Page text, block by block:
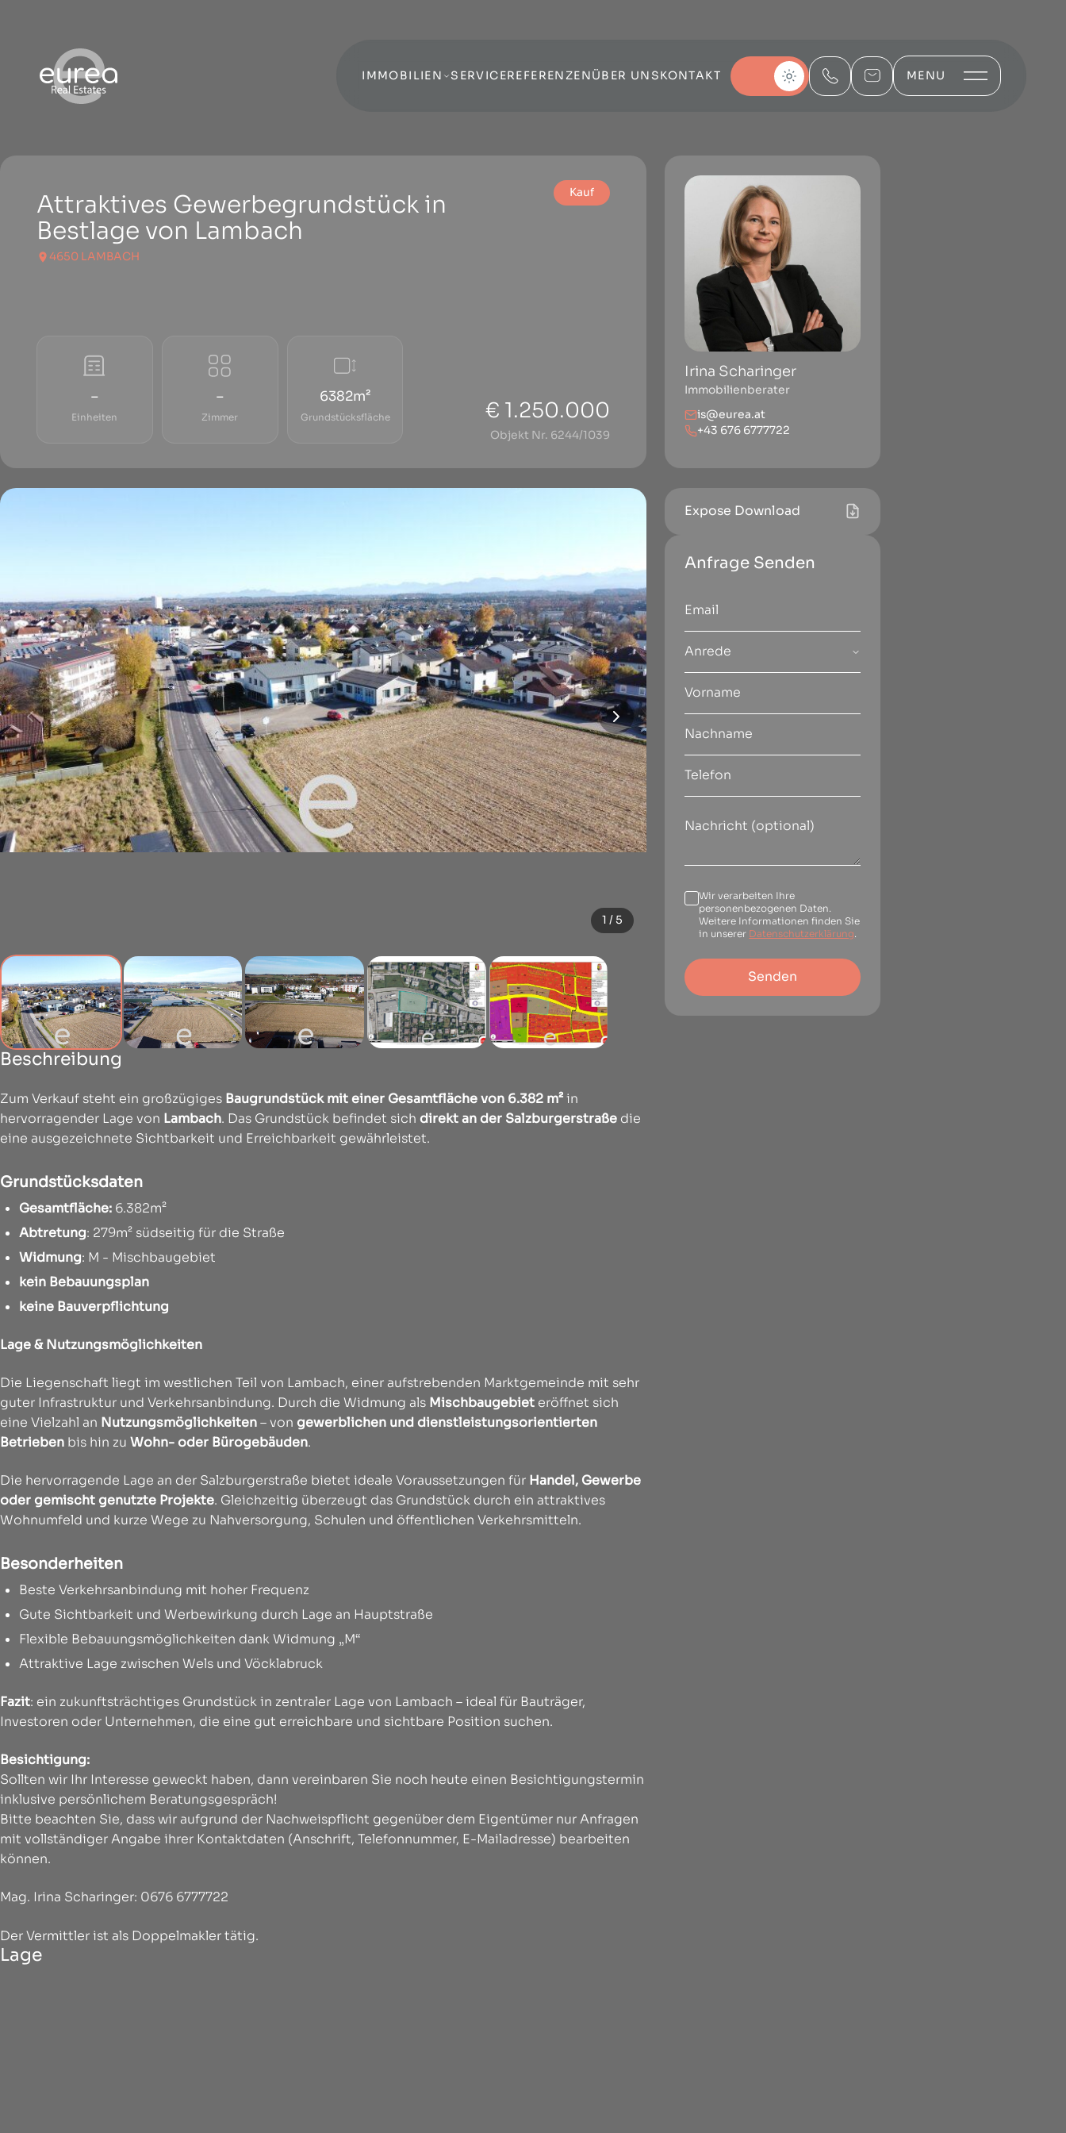
IMMOBILIEN SERVICEREFERENZENÜBER UNSKONTAKT MENU
Kauf
Attraktives Gewerbegrundstück in
Bestlage von Lambach
4650 LAMBACH
–
Einheiten
–
Zimmer
6382m²
Grundstücksfläche € 1.250.000
Objekt Nr. 6244/1039
Irina Scharinger
Immobilienberater
is@eurea.at
+43 676 6777722
1 / 5
Beschreibung
Zum Verkauf steht ein großzügiges Baugrundstück mit einer Gesamtfläche von 6.382 m²in
hervorragender Lage von Lambach. Das Grundstück befindet sich direkt an der Salzburgerstraße die
eine ausgezeichnete Sichtbarkeit und Erreichbarkeit gewährleistet.
Grundstücksdaten
Gesamtfläche: 6.382m²
Abtretung: 279m² südseitig für die Straße
Widmung: M - Mischbaugebiet
kein Bebauungsplan
keine Bauverpflichtung
Lage & Nutzungsmöglichkeiten
Die Liegenschaft liegt im westlichen Teil von Lambach, einer aufstrebenden Marktgemeinde mit sehr
guter Infrastruktur und Verkehrsanbindung. Durch die Widmung als Mischbaugebiet eröffnet sich
eine Vielzahl an Nutzungsmöglichkeiten– von gewerblichen und dienstleistungsorientierten
Betrieben bis hin zu Wohn- oder Bürogebäuden.
Die hervorragende Lage an der Salzburgerstraße bietet ideale Voraussetzungen für Handel, Gewerbe
oder gemischt genutzte Projekte. Gleichzeitig überzeugt das Grundstück durch ein attraktives
Wohnumfeld und kurze Wege zu Nahversorgung, Schulen und öffentlichen Verkehrsmitteln.
Besonderheiten
Beste Verkehrsanbindung mit hoher Frequenz
Gute Sichtbarkeit und Werbewirkung durch Lage an Hauptstraße
Flexible Bebauungsmöglichkeiten dank Widmung „M“
Attraktive Lage zwischen Wels und Vöcklabruck
Fazit: ein zukunftsträchtiges Grundstück in zentraler Lage von Lambach – ideal für Bauträger,
Investoren oder Unternehmen, die eine gut erreichbare und sichtbare Position suchen.
Besichtigung:
Sollten wir Ihr Interesse geweckt haben, dann vereinbaren Sie noch heute einen Besichtigungstermin
inklusive persönlichem Beratungsgespräch!
Bitte beachten Sie, dass wir aufgrund der Nachweispflicht gegenüber dem Eigentümer nur Anfragen
mit vollständiger Angabe ihrer Kontaktdaten (Anschrift, Telefonnummer, E-Mailadresse) bearbeiten
können.
Mag. Irina Scharinger: 0676 6777722
Der Vermittler ist als Doppelmakler tätig.
Lage
Expose Download
Anfrage Senden
Anrede
Wir verarbeiten Ihre
personenbezogenen Daten.
Weitere Informationen finden Sie
in unserer Datenschutzerklärung
Senden